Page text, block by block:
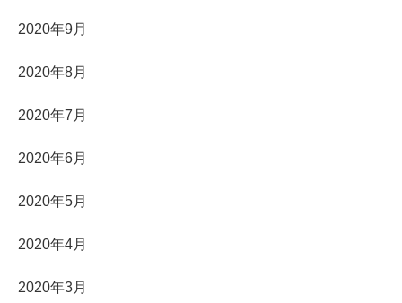
2020年9月
2020年8月
2020年7月
2020年6月
2020年5月
2020年4月
2020年3月